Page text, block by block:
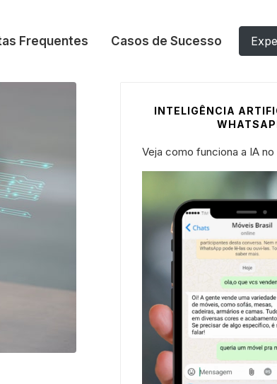
Frequentes Casos de Sucesso
INTELIGÊNCIA
Veja como funciona a IA